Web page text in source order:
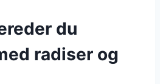
du
radiser og